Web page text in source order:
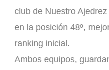
club de Nuestro
en la posición 48º,
ranking inicial.
Ambos equipos,